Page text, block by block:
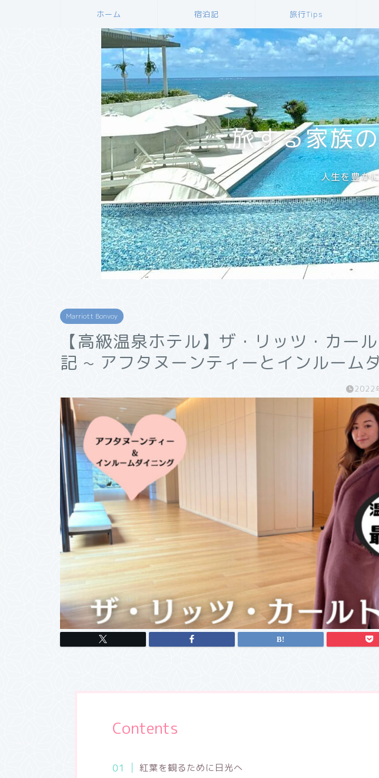
ホーム 宿泊記 旅行Tips
旅する家族
人生を豊か
Marriott Bonvoy
【高級温泉ホテル】ザ・リッツ・カー
記 ~ アフタヌーンティーとインルーム
2022
Contents
紅葉を観るために日光へ